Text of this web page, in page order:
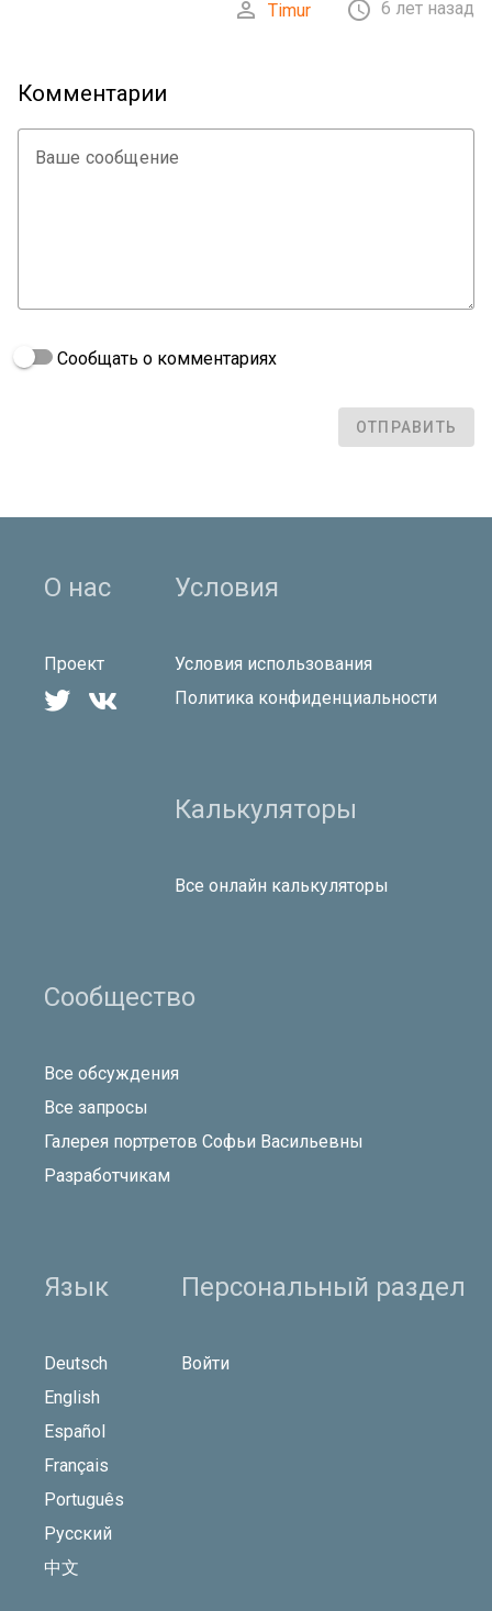
 Timur  6 лет назад
Комментарии
Ваше сообщение
Сообщать о комментариях
ОТПРАВИТЬ
О нас
Проект
 
Условия
Условия использования
Политика конфиденциальности
Калькуляторы
Все онлайн калькуляторы
Сообщество
Все обсуждения
Все запросы
Галерея портретов Софьи Васильевны
Разработчикам
Язык
Deutsch
English
Español
Français
Português
Русский
中文
Персональный раздел
Войти